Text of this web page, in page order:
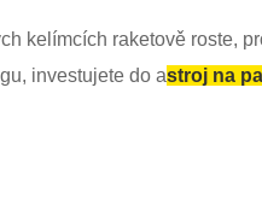
kelímcích raketově roste,
investujete do astroj na